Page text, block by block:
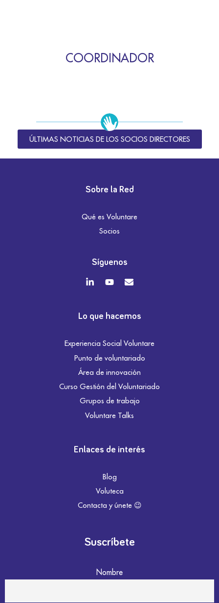
COORDINADOR
ÚLTIMAS NOTICIAS DE LOS SOCIOS DIRECTORES
Sobre la Red
Qué es Voluntare
Socios
Síguenos
Lo que hacemos
Experiencia Social Voluntare
Punto de voluntariado
Área de innovación
Curso Gestión del Voluntariado
Grupos de trabajo
Voluntare Talks
Enlaces de interés
Blog
Voluteca
Contacta y únete 😉
Suscríbete
Nombre